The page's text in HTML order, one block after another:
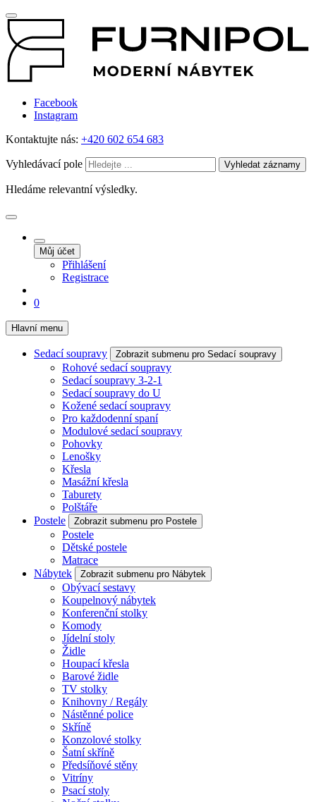
Facebook
Instagram
Kontaktujte nás: +420 602 654 683
Vyhledávací pole Vyhledat záznamy
Hledáme relevantní výsledky.
Můj účet
Přihlášení
Registrace
0
Hlavní menu
Sedací soupravy Zobrazit submenu pro Sedací soupravy
Rohové sedací soupravy
Sedací soupravy 3-2-1
Sedací soupravy do U
Kožené sedací soupravy
Pro každodenní spaní
Modulové sedací soupravy
Pohovky
Lenošky
Křesla
Masážní křesla
Taburety
Polštáře
Postele
Zobrazit submenu pro Postele
Postele
Dětské postele
Matrace
Nábytek
Zobrazit submenu pro Nábytek
Obývací sestavy
Koupelnový nábytek
Konferenční stolky
Komody
Jídelní stoly
Židle
Houpací křesla
Barové židle
TV stolky
Knihovny / Regály
Nástěnné police
Skříně
Konzolové stolky
Šatní skříně
Předsíňové stěny
Vitríny
Psací stoly